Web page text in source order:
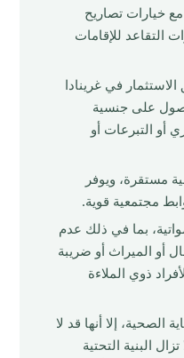
تصل إلى 90 يومًا، مع خيارات تصاريح
التقاعد للإقامات
في غرينادا
على جنسية
أو التبرعات أو
مستقرة، ويوفر
مجتمعية قوية.
بما في ذلك عدم
أو الميراث أو ضريبة
ذوي الملاءة
إلا أنها قد لا
البنية التحتية